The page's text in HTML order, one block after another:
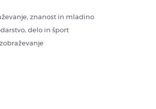
znanost in mladino
delo in šport